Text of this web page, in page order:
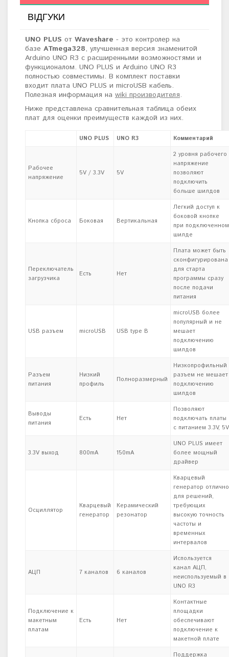
ВІДГУКИ
UNO PLUS от Waveshare - это контролер на
базе ATmega328, улучшенная версия знаменитой
Arduino UNO R3 с расширенными возможностями и
функционалом. UNO PLUS и Arduino UNO R3
полностью совместимы. В комплект поставки
входит плата UNO PLUS и microUSB кабель.
Полезная информация на wiki производителя.
Ниже представлена сравнительная таблица обеих
плат для оценки преимуществ каждой из них.
UNO PLUS UNO R3 Комментарий
Рабочее
напряжение
5V / 3.3V 5V
2 уровня рабочего
напряжение
позволяют
подключить
больше шилдов
Кнопка сброса Боковая Вертикальная
Легкий доступ к
боковой кнопке
при подключенном
шилде
Переключатель
загрузчика
Есть Нет
Плата может быть
сконфигурирована
для старта
программы сразу
после подачи
питания
USB разъем microUSB USB type B
microUSB более
популярный и не
мешает
подключению
шилдов
Разъем
питания
Низкий
профиль
Полноразмерный
Низкопрофильный
разъем не мешает
подключению
шилдов
Выводы
питания
Есть Нет
Позволяют
подключать платы
с питанием 3.3V, 5V
3.3V выход 800mA 150mA
UNO PLUS имеет
более мощный
драйвер
Осциллятор
Кварцевый
генератор
Керамический
резонатор
Кварцевый
генератор отлично
для решений,
требующих
высокую точность
частоты и
временных
интервалов
АЦП 7 каналов 6 каналов
Используется
канал АЦП,
неиспользуемый в
UNO R3
Подключение к
макетным
платам
Есть Нет
Контактные
площадки
обеспечивают
подключение к
макетной плате
Поддержка